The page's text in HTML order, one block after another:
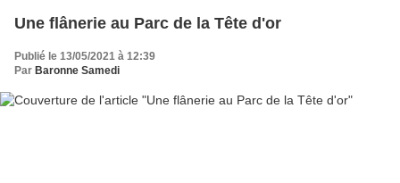
Une flânerie au Parc de la Tête d'or
Publié le 13/05/2021 à 12:39
Par Baronne Samedi